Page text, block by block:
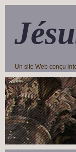
Un site Web conçu